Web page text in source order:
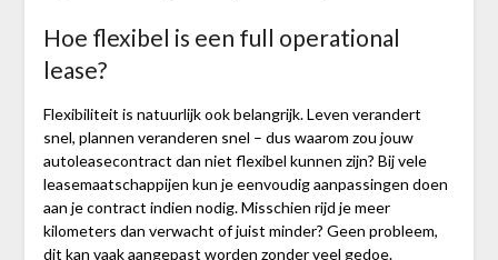
Hoe flexibel is een full operational
lease?
Flexibiliteit is natuurlijk ook belangrijk. Leven verandert
snel, plannen veranderen snel – dus waarom zou jouw
autoleasecontract dan niet flexibel kunnen zijn? Bij vele
leasemaatschappijen kun je eenvoudig aanpassingen doen
aan je contract indien nodig. Misschien rijd je meer
kilometers dan verwacht of juist minder? Geen probleem,
dit kan vaak aangepast worden zonder veel gedoe.